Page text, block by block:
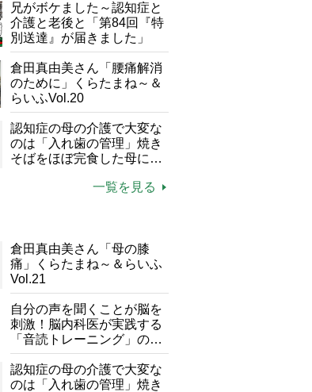
け方
兄がボケました～認知症と
介護と老後と「第84回『特
別送達』が届きました」
倉田真由美さん「腰痛解消
のために」くらたまね～＆
らいふVol.20
認知症の母の介護で大変な
のは「入れ歯の管理」焼き
そばをほぼ完食した母に息
一覧を見る
倉田真由美さん「母の膝
痛」くらたまね～＆らいふ
Vol.21
自分の声を聞くことが脳を
刺激！脳内科医が実践する
「音読トレーニング」の極
意
認知症の母の介護で大変な
のは「入れ歯の管理」焼き